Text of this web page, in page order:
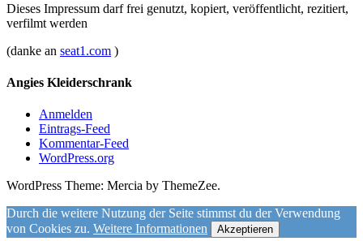
Dieses Impressum darf frei genutzt, kopiert, veröffentlicht, rezitiert,
verfilmt werden
(danke an seat1.com )
Angies Kleiderschrank
Anmelden
Eintrags-Feed
Kommentar-Feed
WordPress.org
WordPress Theme: Mercia by ThemeZee.
Durch die weitere Nutzung der Seite stimmst du der Verwendung
von Cookies zu. Weitere Informationen Akzeptieren